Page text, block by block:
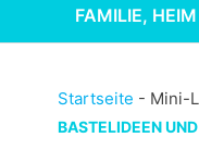
FAMILIE,
Startseite - Mini-
BASTELIDEEN